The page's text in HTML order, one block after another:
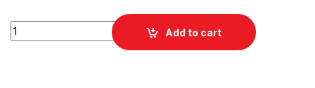
ABROMINA-P JBE.120 quantity
Add to cart